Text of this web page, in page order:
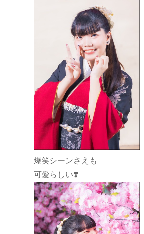
爆笑シーンさえも
可愛らしい❣️